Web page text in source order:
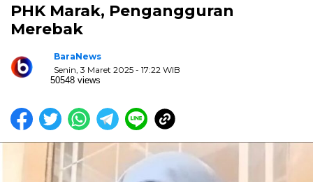
PHK Marak, Pengangguran
Merebak
BaraNews
Senin, 3 Maret 2025 - 17:22 WIB
50548 views